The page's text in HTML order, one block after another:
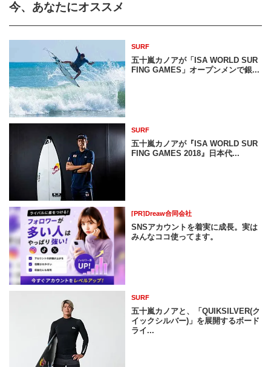
今、あなたにオススメ
SURF
五十嵐カノアが「ISA WORLD SUR
FING GAMES」オープンメンで銀...
SURF
五十嵐カノアが『ISA WORLD SUR
FING GAMES 2018』日本代...
[PR]Dreaw合同会社
SNSアカウントを着実に成長。実は
みんなココ使ってます。
SURF
五十嵐カノアと、「QUIKSILVER(ク
イックシルバー)」を展開するボード
ライ...